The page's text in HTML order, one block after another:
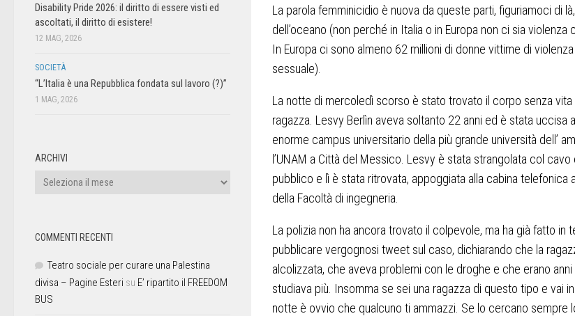
La parola femminicidio è nuova da queste parti, figuriamoci di
dell’oceano (non perché in Italia o in Europa non ci sia violenza
In Europa ci sono almeno 62 millioni di donne vittime di
sessuale).
La notte di mercoledì scorso è stato trovato il corpo senza vita
ragazza. Lesvy Berlìn aveva soltanto 22 anni ed è stata uccisa
enorme campus universitario della più grande università dell’
l’UNAM a Città del Messico. Lesvy è stata strangolata col
pubblico e lì è stata ritrovata, appoggiata alla cabina telefonica
della Facoltà di ingegneria.
La polizia non ha ancora trovato il colpevole, ma ha già fatto in
pubblicare vergognosi tweet sul caso, dichiarando che la
alcolizzata, che aveva problemi con le droghe e che erano anni
studiava più. Insomma se sei una ragazza di questo tipo e vai
notte è ovvio che qualcuno ti ammazzi. Se lo cercano sempre
Disability Pride 2026: il diritto di essere visti ed
ascoltati, il diritto di esistere!
12 MAG, 2026
SOCIETÀ
“L’Italia è una Repubblica fondata sul lavoro (?)”
1 MAG, 2026
ARCHIVI
COMMENTI RECENTI
Teatro sociale per curare una Palestina
divisa – Pagine Esteri su E’ ripartito il FREEDOM
BUS